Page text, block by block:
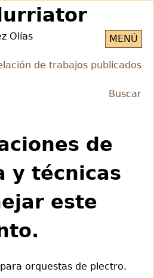
MENÚ
Olías
de trabajos publicados
Buscar
de
y técnicas
este
orquestas de plectro.